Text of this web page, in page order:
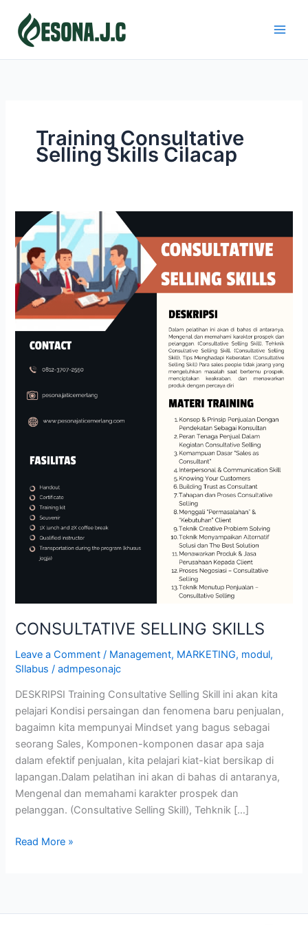
content
Training Consultative
Selling Skills Cilacap
CONSULTATIVE SELLING SKILLS
Leave a Comment / Management, MARKETING, modul,
SIlabus /admpesonajc
DESKRIPSI Training Consultative Selling Skill ini akan kita
pelajari Kondisi persaingan dan fenomena baru penjualan,
bagaimn kita mempunyai Mindset yang bagus sebagai
seorang Sales, Komponen-komponen dasar apa saja
dalam efektif penjualan, kita pelajari kiat-kiat bersikap di
lapangan.Dalam pelatihan ini akan di bahas di antaranya,
Mengenal dan memahami karakter prospek dan
pelanggan. (Consultative Selling Skill), Tehknik […]
CONSULTATIVE
SELLING
SKILLS
Read More »